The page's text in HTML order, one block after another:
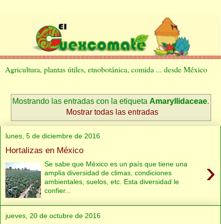
Agricultura, plantas útiles, etnobotánica, comida ... desde México
Mostrando las entradas con la etiqueta Amaryllidaceae.
Mostrar todas las entradas
lunes, 5 de diciembre de 2016
Hortalizas en México
›
Se sabe que México es un país que tiene una
amplia diversidad de climas, condiciones
ambientales, suelos, etc. Esta diversidad le
confier...
jueves, 20 de octubre de 2016